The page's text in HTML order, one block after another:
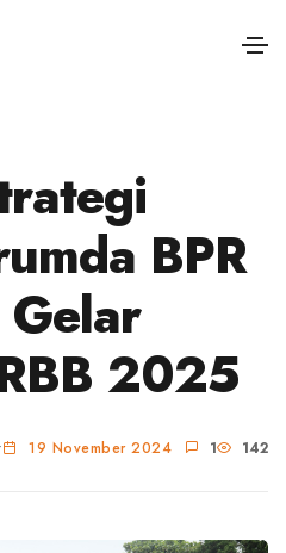
BPR
2025
• 19 November 2024 1 142